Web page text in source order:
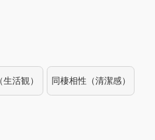
活観） 同棲相性（清潔感）